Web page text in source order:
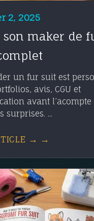
2, 2025
son maker de
un fur suit est
avis, CGU et
avant l’acompte
surprises. ...
→ →